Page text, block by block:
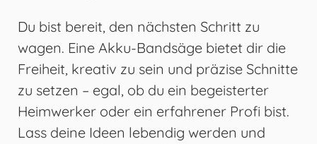
Du bist bereit, den nächsten Schritt zu
wagen. Eine Akku-Bandsäge bietet dir die
Freiheit, kreativ zu sein und präzise Schnitte
zu setzen – egal, ob du ein begeisterter
Heimwerker oder ein erfahrener Profi bist.
Lass deine Ideen lebendig werden und